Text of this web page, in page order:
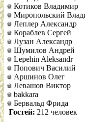
Котиков Владимир
Миропольский
Леплер Александр
Кораблев Сергей
Лузан Александр
Шумилов Андрей
Lepehin Aleksandr
Попович Василий
Аршинов Олег
Левашов Виктор
bakkara
Бервальд Фрида
Гостей: 212 человек